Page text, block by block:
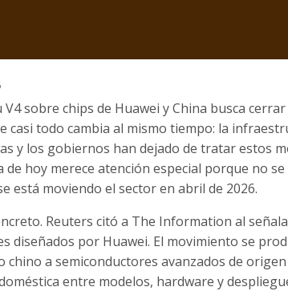
sobre chips de Huawei y China busca
casi todo cambia al mismo tiempo: la
y los gobiernos han dejado de tratar estos
de hoy merece atención especial porque no
está moviendo el sector en abril de 2026.
Reuters citó a The Information al
diseñados por Huawei. El movimiento se
chino a semiconductores avanzados de
entre modelos, hardware y